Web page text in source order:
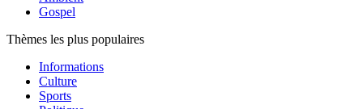
Gospel
Thèmes les plus populaires
Informations
Culture
Sports